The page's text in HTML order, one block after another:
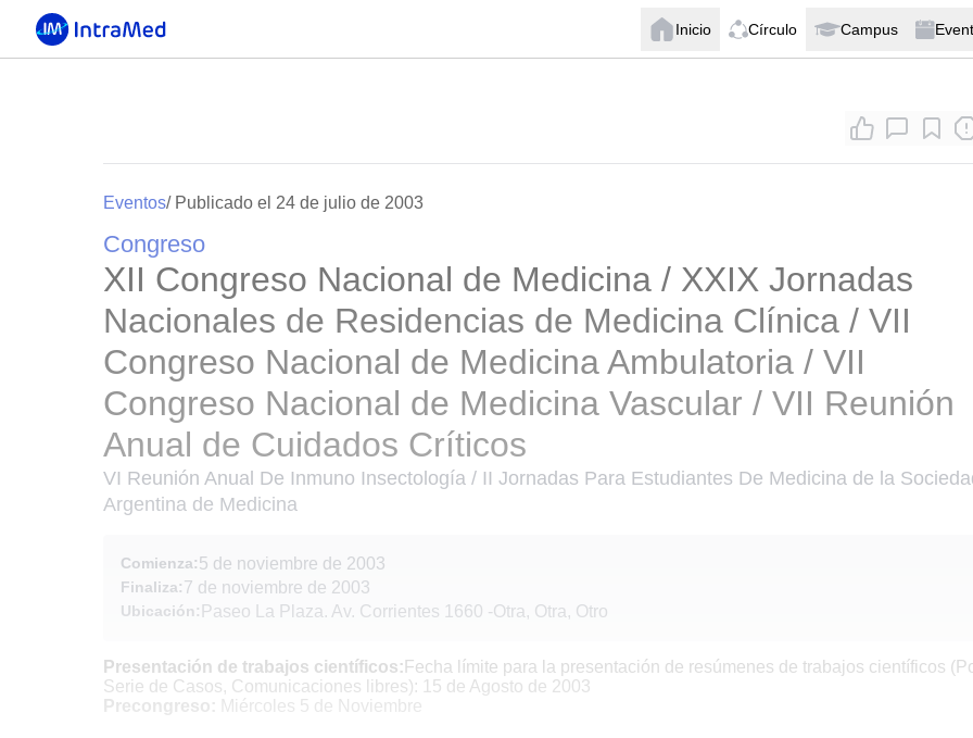
Inicio Círculo Campus
Eventos/ Publicado el 24 de julio de 2003
Congreso
XII Congreso Nacional de Medicina / XXIX Jornadas
Nacionales de Residencias de Medicina Clínica / VII
Congreso Nacional de Medicina Ambulatoria / VII
Congreso Nacional de Medicina Vascular / VII Reunión
Anual de Cuidados Críticos
VI Reunión Anual De Inmuno Insectología / II Jornadas Para Estudiantes De Medicina de la
Argentina de Medicina
Comienza:5 de noviembre de 2003
Finaliza:7 de noviembre de 2003
Ubicación: Paseo La Plaza. Av. Corrientes 1660 -Otra, Otra, Otro
Presentación de trabajos científicos: Fecha límite para la presentación de resúmenes de trabajos científicos
Serie de Casos, Comunicaciones libres): 15 de Agosto de 2003
Precongreso: Miércoles 5 de Noviembre